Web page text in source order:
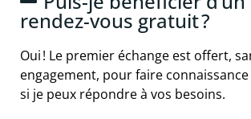
rendez-vous gratuit ?
Oui ! Le premier échange est offert,
engagement, pour faire
si je peux répondre à vos besoins.